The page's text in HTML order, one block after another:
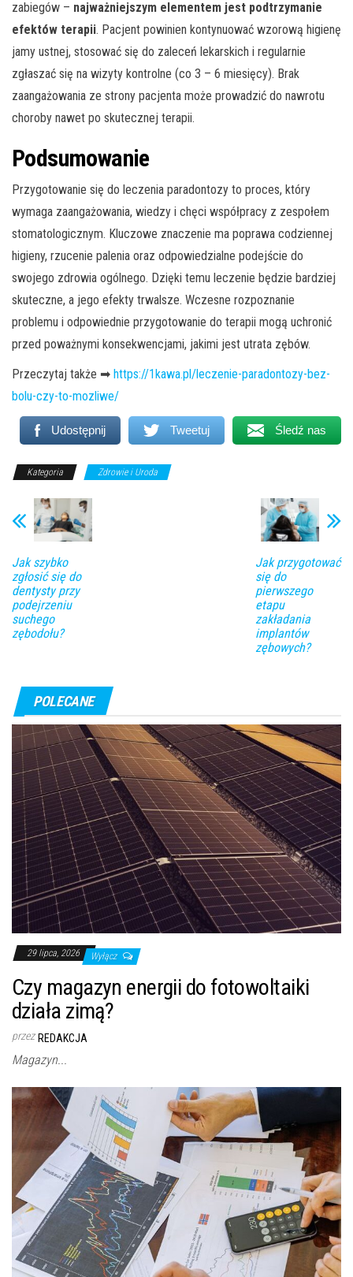
zabiegów – najważniejszym elementem jest podtrzymanie
efektów terapii. Pacjent powinien kontynuować wzorową higienę
jamy ustnej, stosować się do zaleceń lekarskich i regularnie
zgłaszać się na wizyty kontrolne (co 3 – 6 miesięcy). Brak
zaangażowania ze strony pacjenta może prowadzić do nawrotu
choroby nawet po skutecznej terapii.
Podsumowanie
Przygotowanie się do leczenia paradontozy to proces, który
wymaga zaangażowania, wiedzy i chęci współpracy z zespołem
stomatologicznym. Kluczowe znaczenie ma poprawa codziennej
higieny, rzucenie palenia oraz odpowiedzialne podejście do
swojego zdrowia ogólnego. Dzięki temu leczenie będzie bardziej
skuteczne, a jego efekty trwalsze. Wczesne rozpoznanie
problemu i odpowiednie przygotowanie do terapii mogą uchronić
przed poważnymi konsekwencjami, jakimi jest utrata zębów.
Przeczytaj także ➡ https://1kawa.pl/leczenie-paradontozy-bez-
bolu-czy-to-mozliwe/
Udostępnij Tweetuj Śledź nas
Kategoria Zdrowie i Uroda
Jak szybko
zgłosić się do
dentysty przy
podejrzeniu
suchego
zębodołu?
Jak przygotować
się do
pierwszego
etapu
zakładania
implantów
zębowych?
POLECANE
29 lipca, 2026 Wyłącz
Czy magazyn energii do fotowoltaiki
działa zimą?
przez REDAKCJA
Magazyn...